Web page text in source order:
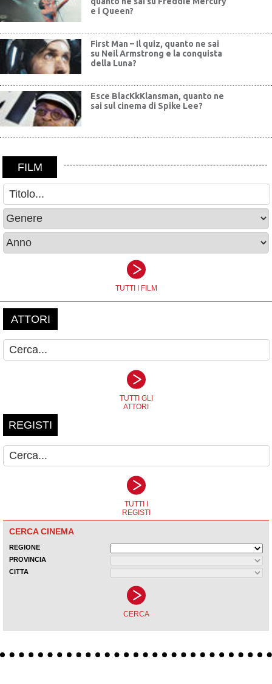
e i Queen?
First Man – Il quiz, quanto ne sai
su Neil Armstrong e la conquista
della Luna?
Esce BlacKkKlansman, quanto ne
sai sul cinema di Spike Lee?